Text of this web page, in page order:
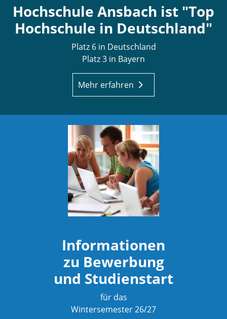
Hochschule Ansbach ist "Top
Hochschule in Deutschland"
Platz 6 in Deutschland
Platz 3 in Bayern
Mehr erfahren
Informationen
zu Bewerbung
und Studienstart
für das
Wintersemester 26/27